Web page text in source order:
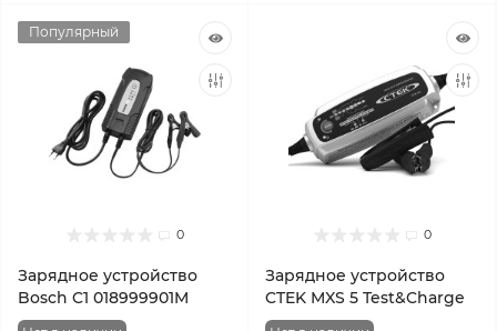
Популярный
0
Зарядное устройство
Bosch C1 018999901M
0
Зарядное устройство
CTEK MXS 5 Test&Charge